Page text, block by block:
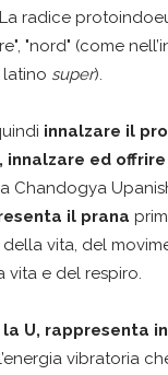
radice
"nord" (come
latino super).
innalzare il
innalzare ed
Chandogya
il prana
della vita, del
vita e del respiro.
la U, rappresenta
vibratoria